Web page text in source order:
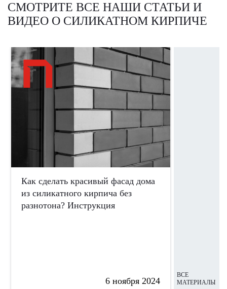
СМОТРИТЕ ВСЕ НАШИ СТАТЬИ И
ВИДЕО О СИЛИКАТНОМ КИРПИЧЕ
Как сделать красивый фасад дома
из силикатного кирпича без
разнотона? Инструкция
6 ноября 2024
ВСЕ
МАТЕРИАЛЫ